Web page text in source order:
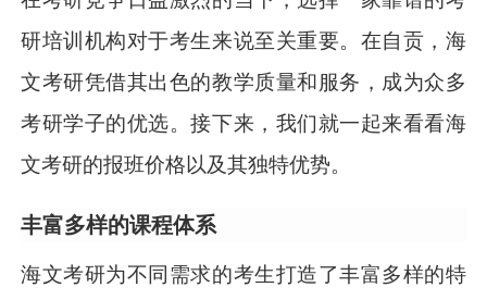
研培训机构对于考生来说至关重要。在自贡，海
文考研凭借其出色的教学质量和服务，成为众多
考研学子的优选。接下来，我们就一起来看看海
文考研的报班价格以及其独特优势。
丰富多样的课程体系
海文考研为不同需求的考生打造了丰富多样的特